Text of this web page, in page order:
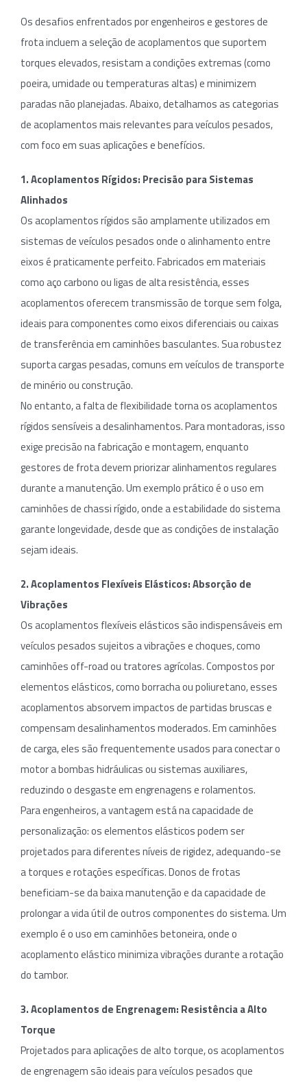
Os desafios enfrentados por engenheiros e gestores de
frota incluem a seleção de acoplamentos que suportem
torques elevados, resistam a condições extremas (como
poeira, umidade ou temperaturas altas) e minimizem
paradas não planejadas. Abaixo, detalhamos as categorias
de acoplamentos mais relevantes para veículos pesados,
com foco em suas aplicações e benefícios.
1. Acoplamentos Rígidos: Precisão para Sistemas
Alinhados
Os acoplamentos rígidos são amplamente utilizados em
sistemas de veículos pesados onde o alinhamento entre
eixos é praticamente perfeito. Fabricados em materiais
como aço carbono ou ligas de alta resistência, esses
acoplamentos oferecem transmissão de torque sem folga,
ideais para componentes como eixos diferenciais ou caixas
de transferência em caminhões basculantes. Sua robustez
suporta cargas pesadas, comuns em veículos de transporte
de minério ou construção.
No entanto, a falta de flexibilidade torna os acoplamentos
rígidos sensíveis a desalinhamentos. Para montadoras, isso
exige precisão na fabricação e montagem, enquanto
gestores de frota devem priorizar alinhamentos regulares
durante a manutenção. Um exemplo prático é o uso em
caminhões de chassi rígido, onde a estabilidade do sistema
garante longevidade, desde que as condições de instalação
sejam ideais.
2. Acoplamentos Flexíveis Elásticos: Absorção de
Vibrações
Os acoplamentos flexíveis elásticos são indispensáveis em
veículos pesados sujeitos a vibrações e choques, como
caminhões off-road ou tratores agrícolas. Compostos por
elementos elásticos, como borracha ou poliuretano, esses
acoplamentos absorvem impactos de partidas bruscas e
compensam desalinhamentos moderados. Em caminhões
de carga, eles são frequentemente usados para conectar o
motor a bombas hidráulicas ou sistemas auxiliares,
reduzindo o desgaste em engrenagens e rolamentos.
Para engenheiros, a vantagem está na capacidade de
personalização: os elementos elásticos podem ser
projetados para diferentes níveis de rigidez, adequando-se
a torques e rotações específicas. Donos de frotas
beneficiam-se da baixa manutenção e da capacidade de
prolongar a vida útil de outros componentes do sistema. Um
exemplo é o uso em caminhões betoneira, onde o
acoplamento elástico minimiza vibrações durante a rotação
do tambor.
3. Acoplamentos de Engrenagem: Resistência a Alto
Torque
Projetados para aplicações de alto torque, os acoplamentos
de engrenagem são ideais para veículos pesados que